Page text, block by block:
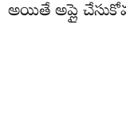
అయితే అప్లై